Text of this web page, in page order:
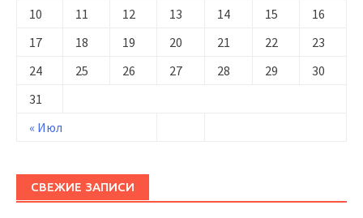
« Июл
10
11 12 13 14 15
16
17
18 19 20 21 22
23
24
25 26 27 28 29
30
31
СВЕЖИЕ ЗАПИСИ